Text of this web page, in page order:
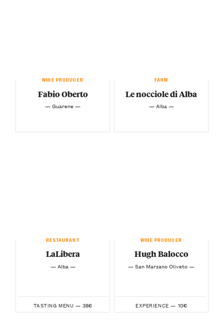
WINE PRODUCER
Fabio Oberto
— Guarene —
FARM
Le nocciole di Alba
— Alba —
RESTAURANT
LaLibera
— Alba —
TASTING MENU — 38€
WINE PRODUCER
Hugh Balocco
— San Marzano Oliveto —
EXPERIENCE — 10€